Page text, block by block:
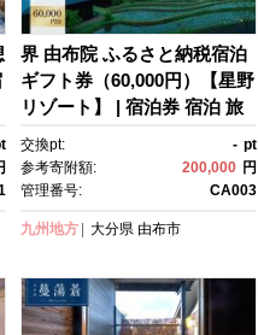
界 由布院 ふるさと納税宿泊
ギフト券（60,000円）【星野
リゾート】 | 宿泊券 宿泊 旅
行券 温泉 観光 旅行 ホテ
ル 旅館 クーポン チケット ト
ラベルクーポン トラベル ゆ
県 由布市 CA003
交換pt: - pt
参考寄附額:
200,000 円
管理番号:
CA003
九州地方 大分県 由布市